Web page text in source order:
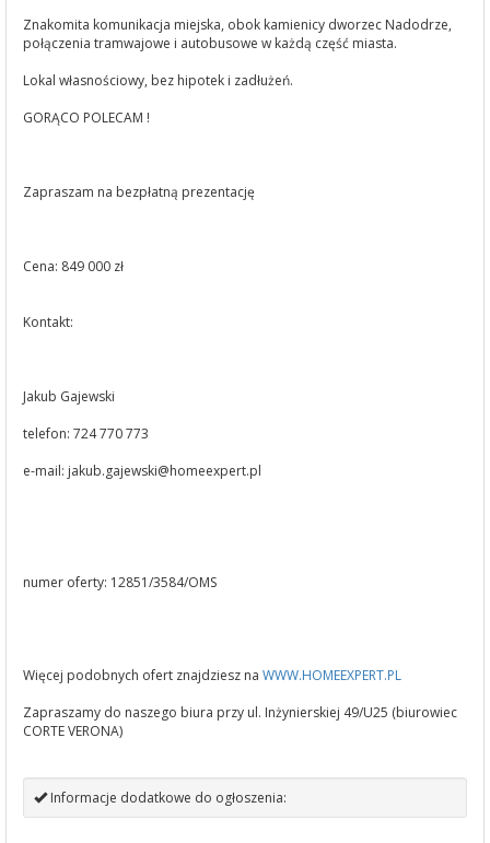
Znakomita komunikacja miejska, obok kamienicy dworzec Nadodrze,
połączenia tramwajowe i autobusowe w każdą część miasta.
Lokal własnościowy, bez hipotek i zadłużeń.
GORĄCO POLECAM !
Zapraszam na bezpłatną prezentację
Cena: 849 000 zł
Kontakt:
Jakub Gajewski
telefon: 724 770 773
e-mail: jakub.gajewski@homeexpert.pl
numer oferty: 12851/3584/OMS
Więcej podobnych ofert znajdziesz na WWW.HOMEEXPERT.PL
Zapraszamy do naszego biura przy ul. Inżynierskiej 49/U25 (biurowiec
CORTE VERONA)
Informacje dodatkowe do ogłoszenia: